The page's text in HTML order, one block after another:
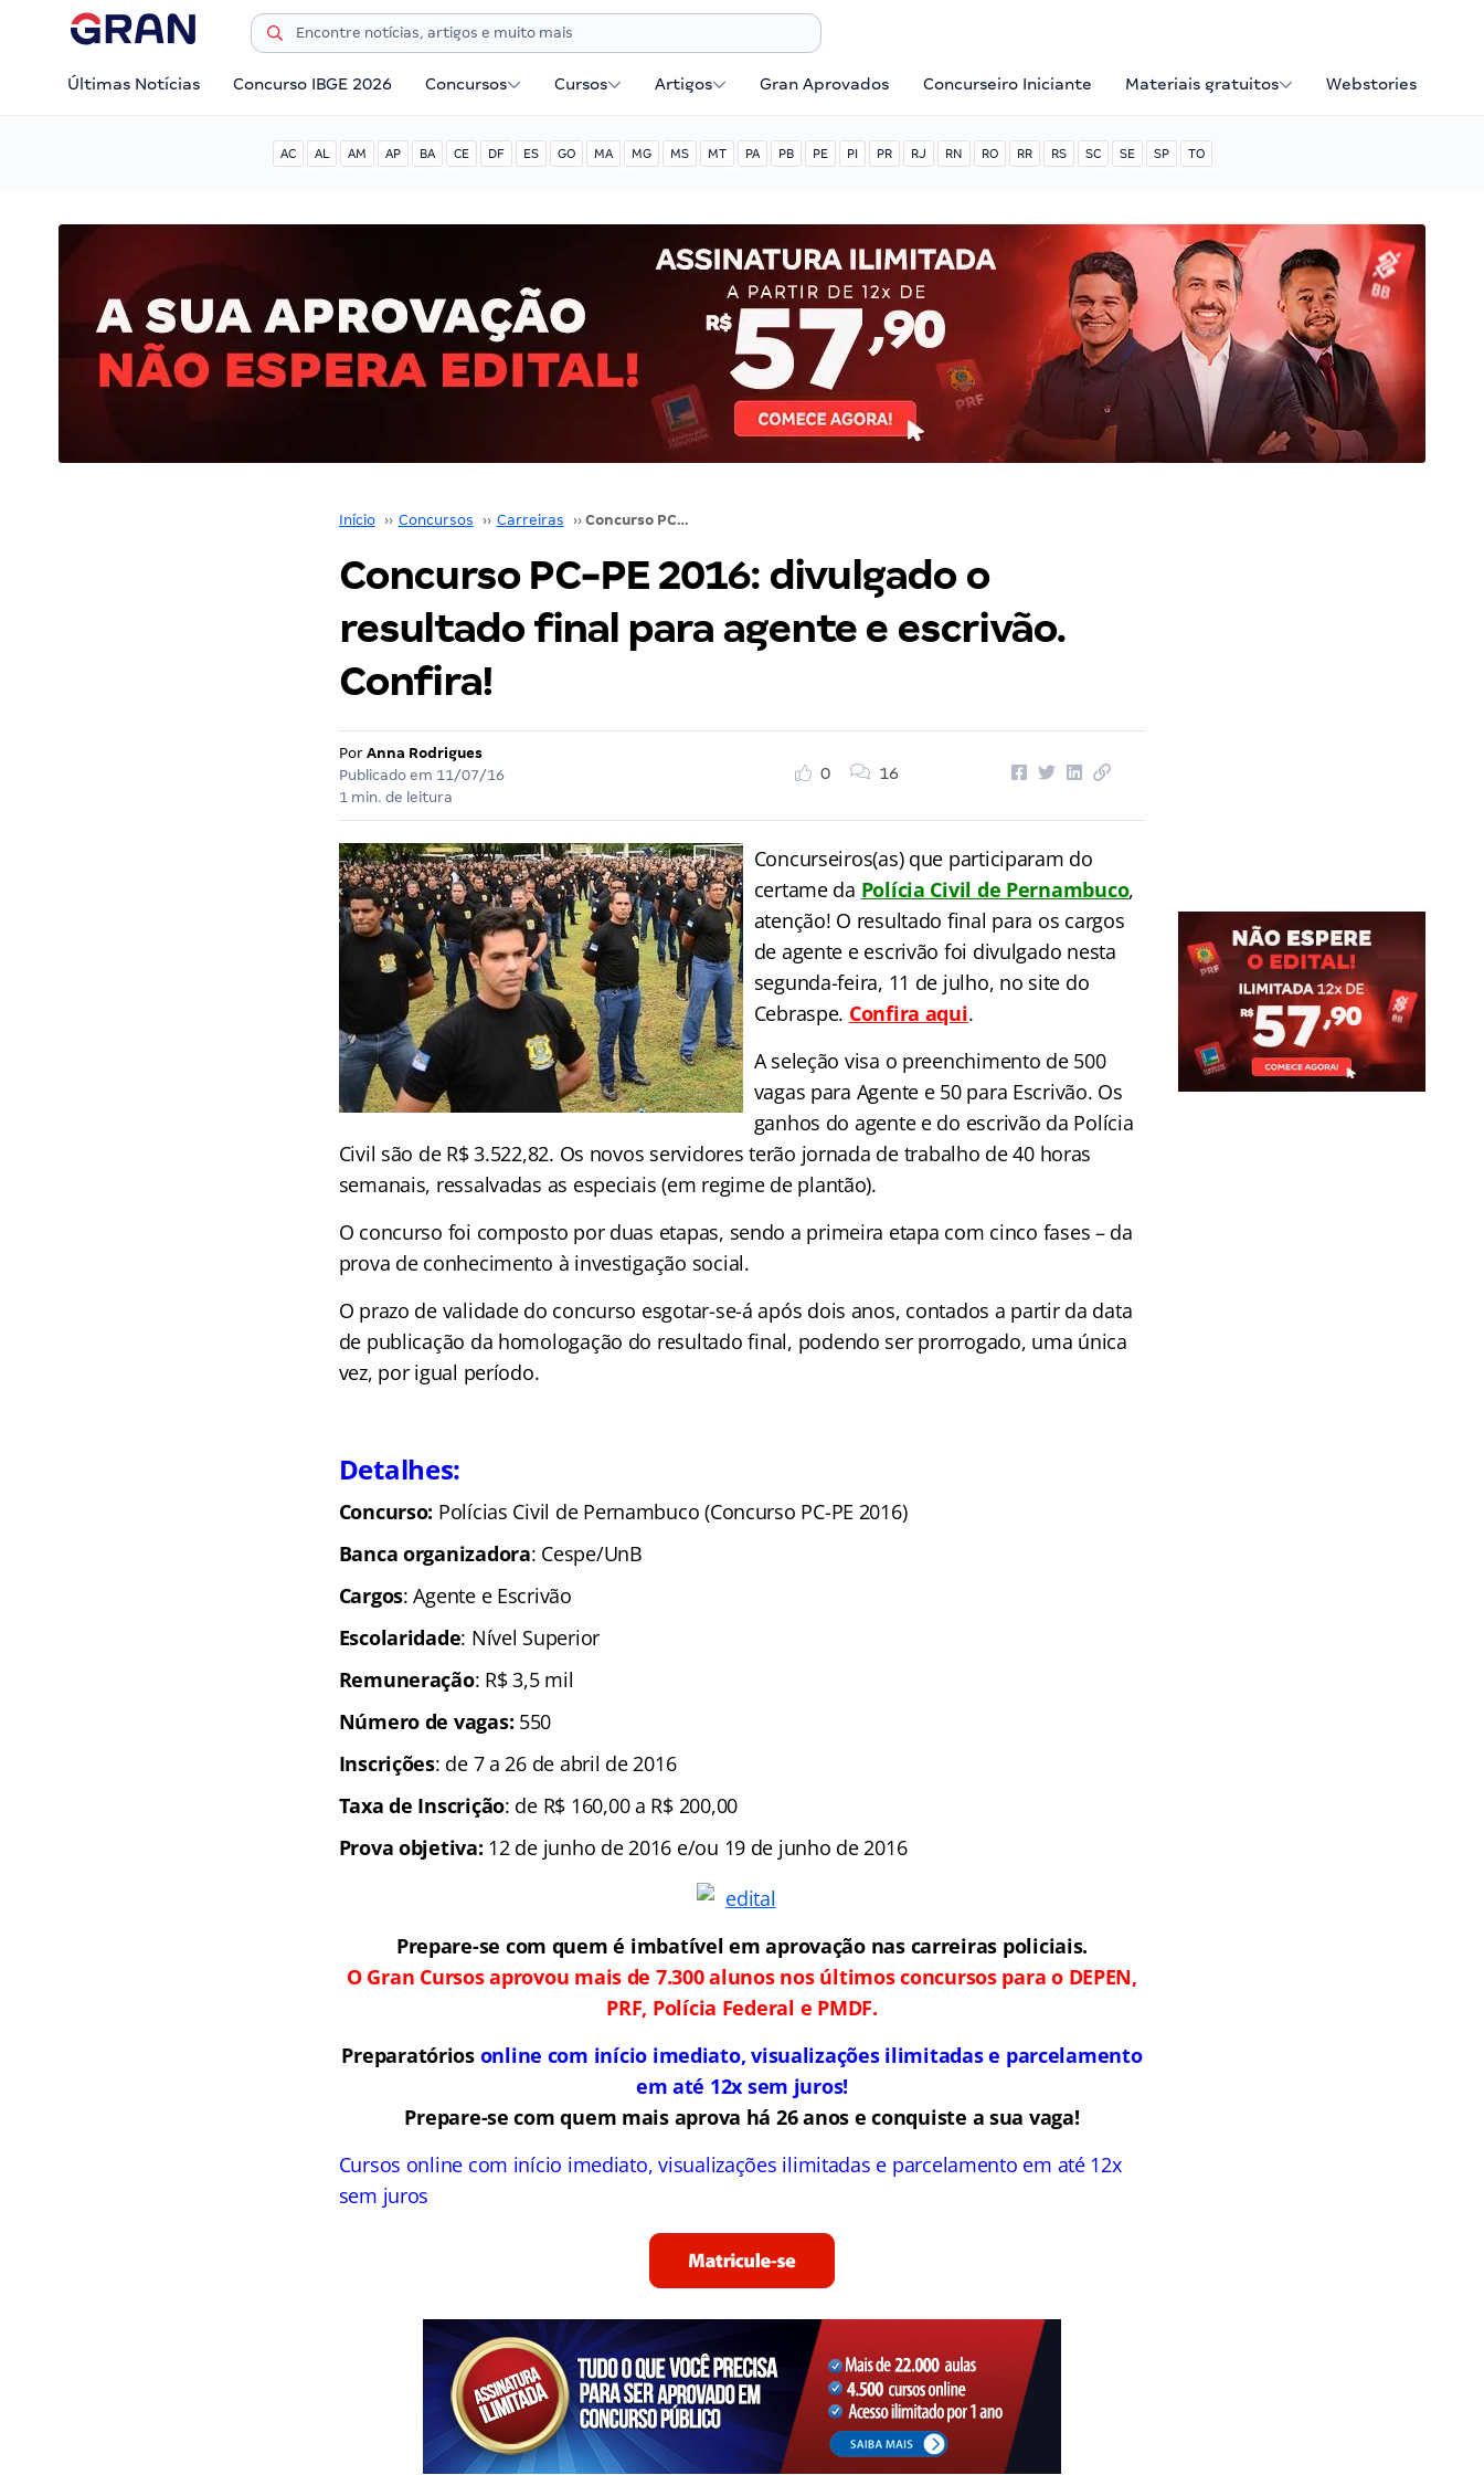
Últimas Notícias Concurso IBGE 2026 Concursos Cursos Artigos Gran Aprovados Concurseiro Iniciante Materiais gratuitos Webstories
AC AL AM AP BA CE DF ES GO MA MG MS MT PA PB PE PI PR RJ RN RO RR RS SC SE SP TO
Início ›› Concursos ›› Carreiras ›› Concurso PC-PE 2016: divulgado o resultado final para agente e escrivão. Confira!
Concurso PC-PE 2016: divulgado o
resultado final para agente e escrivão.
Confira!
Por Anna Rodrigues
Publicado em 11/07/16
1 min. de leitura
0 16
Concurseiros(as) que participaram do
certame da Polícia Civil de Pernambuco,
atenção! O resultado final para os cargos
de agente e escrivão foi divulgado nesta
segunda-feira, 11 de julho, no site do
Cebraspe. Confira aqui.
A seleção visa o preenchimento de 500
vagas para Agente e 50 para Escrivão. Os
ganhos do agente e do escrivão da Polícia
Civil são de R$ 3.522,82. Os novos servidores terão jornada de trabalho de 40 horas
semanais, ressalvadas as especiais (em regime de plantão).
O concurso foi composto por duas etapas, sendo a primeira etapa com cinco fases – da
prova de conhecimento à investigação social.
O prazo de validade do concurso esgotar-se-á após dois anos, contados a partir da data
de publicação da homologação do resultado ﬁnal, podendo ser prorrogado, uma única
vez, por igual período.
Detalhes:
Concurso: Polícias Civil de Pernambuco (Concurso PC-PE 2016)
Banca organizadora: Cespe/UnB
Cargos: Agente e Escrivão
Escolaridade: Nível Superior
Remuneração: R$ 3,5 mil
Número de vagas: 550
Inscrições: de 7 a 26 de abril de 2016
Taxa de Inscrição: de R$ 160,00 a R$ 200,00
Prova objetiva: 12 de junho de 2016 e/ou 19 de junho de 2016
Prepare-se com quem é imbatível em aprovação nas carreiras policiais.
O Gran Cursos aprovou mais de 7.300 alunos nos últimos concursos para o DEPEN,
PRF, Polícia Federal e PMDF.
Preparatórios online com início imediato, visualizações ilimitadas e parcelamento
em até 12x sem juros!
Prepare-se com quem mais aprova há 26 anos e conquiste a sua vaga!
Cursos online com início imediato, visualizações ilimitadas e parcelamento em até 12x
sem juros